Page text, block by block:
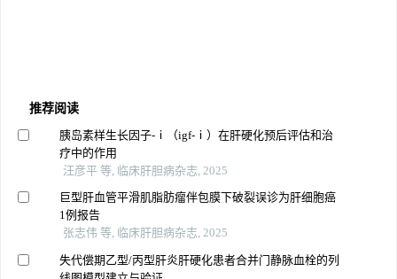
推荐阅读
胰岛素样生长因子-‍ⅰ（igf-‍ⅰ‍‍）在肝硬化预后评估和治
疗中的作用
汪彦平 等, 临床肝胆病杂志, 2025
巨型肝血管平滑肌脂肪瘤伴包膜下破裂误诊为肝细胞癌
1例报告
张志伟 等, 临床肝胆病杂志, 2025
失代偿期乙型/丙型肝炎肝硬化患者合并门静脉血栓的列